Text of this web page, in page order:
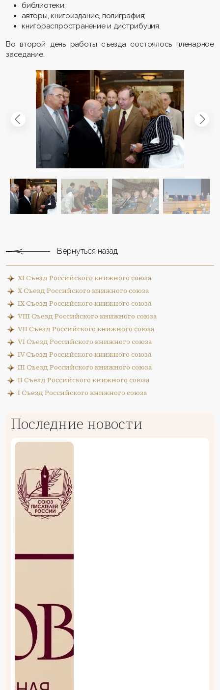
библиотеки;
авторы, книгоиздание, полиграфия;
книгораспространение и дистрибуция.
Во второй день работы съезда состоялось пленарное
заседание.
Вернуться назад
XI Съезд Российского книжного союза
X Съезд Российского книжного союза
IX Съезд Российского книжного союза
VIII Съезд Российского книжного союза
VII Съезд Российского книжного союза
VI Съезд Российского книжного союза
IV Съезд Российского книжного союза
III Съезд Российского книжного союза
II Съезд Российского книжного союза
I Съезд Российского книжного союза
Последние новости